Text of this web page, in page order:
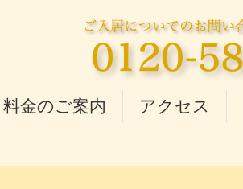
料金のご案内 アクセス